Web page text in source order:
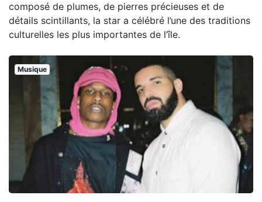
composé de plumes, de pierres précieuses et de
détails scintillants, la star a célébré l’une des traditions
culturelles les plus importantes de l’île.
Musique